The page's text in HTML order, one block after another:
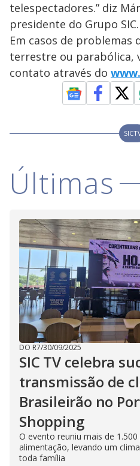
telespectadores.” diz
presidente do Grupo SIC.
Em casos de problemas
terrestre ou parabólica,
contato através do
Últimas
DO R7/30/09/2025
SIC TV celebra
transmissão de
Brasileirão no
Shopping
O evento reuniu mais de
alimentação, levando um
toda família